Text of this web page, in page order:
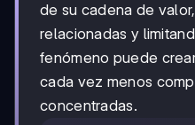
de su cadena de
relacionadas y
fenómeno puede
cada vez menos
concentradas.